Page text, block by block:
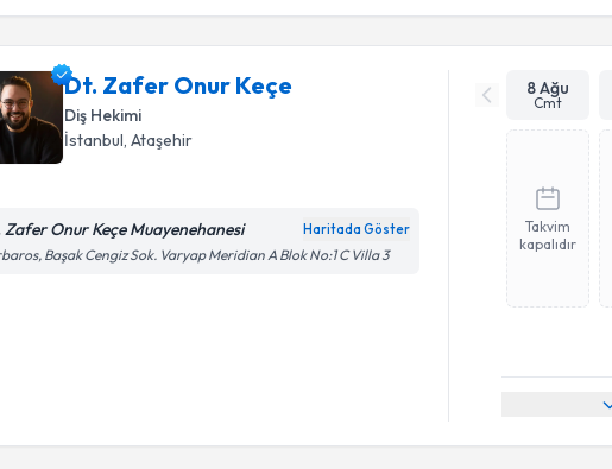
Dt. Zafer Onur Keçe
Diş Hekimi
İstanbul, Ataşehir
Zafer Onur Keçe Muayenehanesi Haritada Göster
Başak Cengiz Sok. Varyap Meridian A Blok No:1 C Villa 3
8 Ağu
Cmt
Takvim
kapalıdır